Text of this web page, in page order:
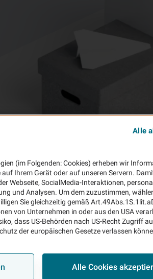
(im Folgenden: Cookies) erheben wir
Ihrem Gerät oder auf unseren Servern.
Webseite, SocialMedia-Interaktionen,
und Analysen. Um dem zuzustimmen,
Sie gleichzeitig gemäß
von Unternehmen in oder aus den USA
dass US-Behörden nach US-Recht Zugriff
der europäischen Gesetze verlassen
Alle Cookies
Alle